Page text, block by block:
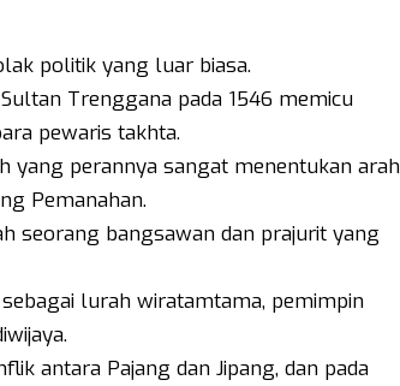
politik yang luar biasa.
Trenggana pada 1546 memicu
pewaris takhta.
yang perannya sangat menentukan arah
Pemanahan.
seorang bangsawan dan prajurit yang
lurah wiratamtama, pemimpin
antara Pajang dan Jipang, dan pada